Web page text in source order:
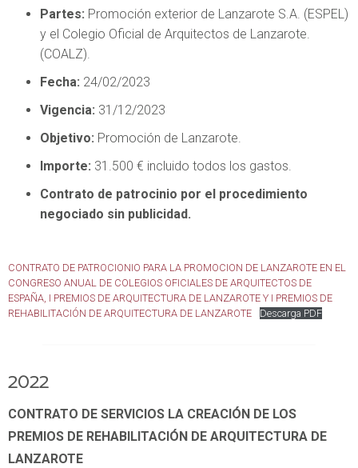
Partes: Promoción exterior de Lanzarote S.A. (ESPEL)
y el Colegio Oficial de Arquitectos de Lanzarote.
(COALZ).
Fecha: 24/02/2023
Vigencia: 31/12/2023
Objetivo: Promoción de Lanzarote.
Importe: 31.500 € incluido todos los gastos.
Contrato de patrocinio por el procedimiento
negociado sin publicidad.
CONTRATO DE PATROCIONIO PARA LA PROMOCION DE LANZAROTE EN EL
CONGRESO ANUAL DE COLEGIOS OFICIALES DE ARQUITECTOS DE
ESPAÑA, I PREMIOS DE ARQUITECTURA DE LANZAROTE Y I PREMIOS DE
REHABILITACIÓN DE ARQUITECTURA DE LANZAROTE
Descarga PDF
2022
CONTRATO DE SERVICIOS LA CREACIÓN DE LOS
PREMIOS DE REHABILITACIÓN DE ARQUITECTURA DE
LANZAROTE